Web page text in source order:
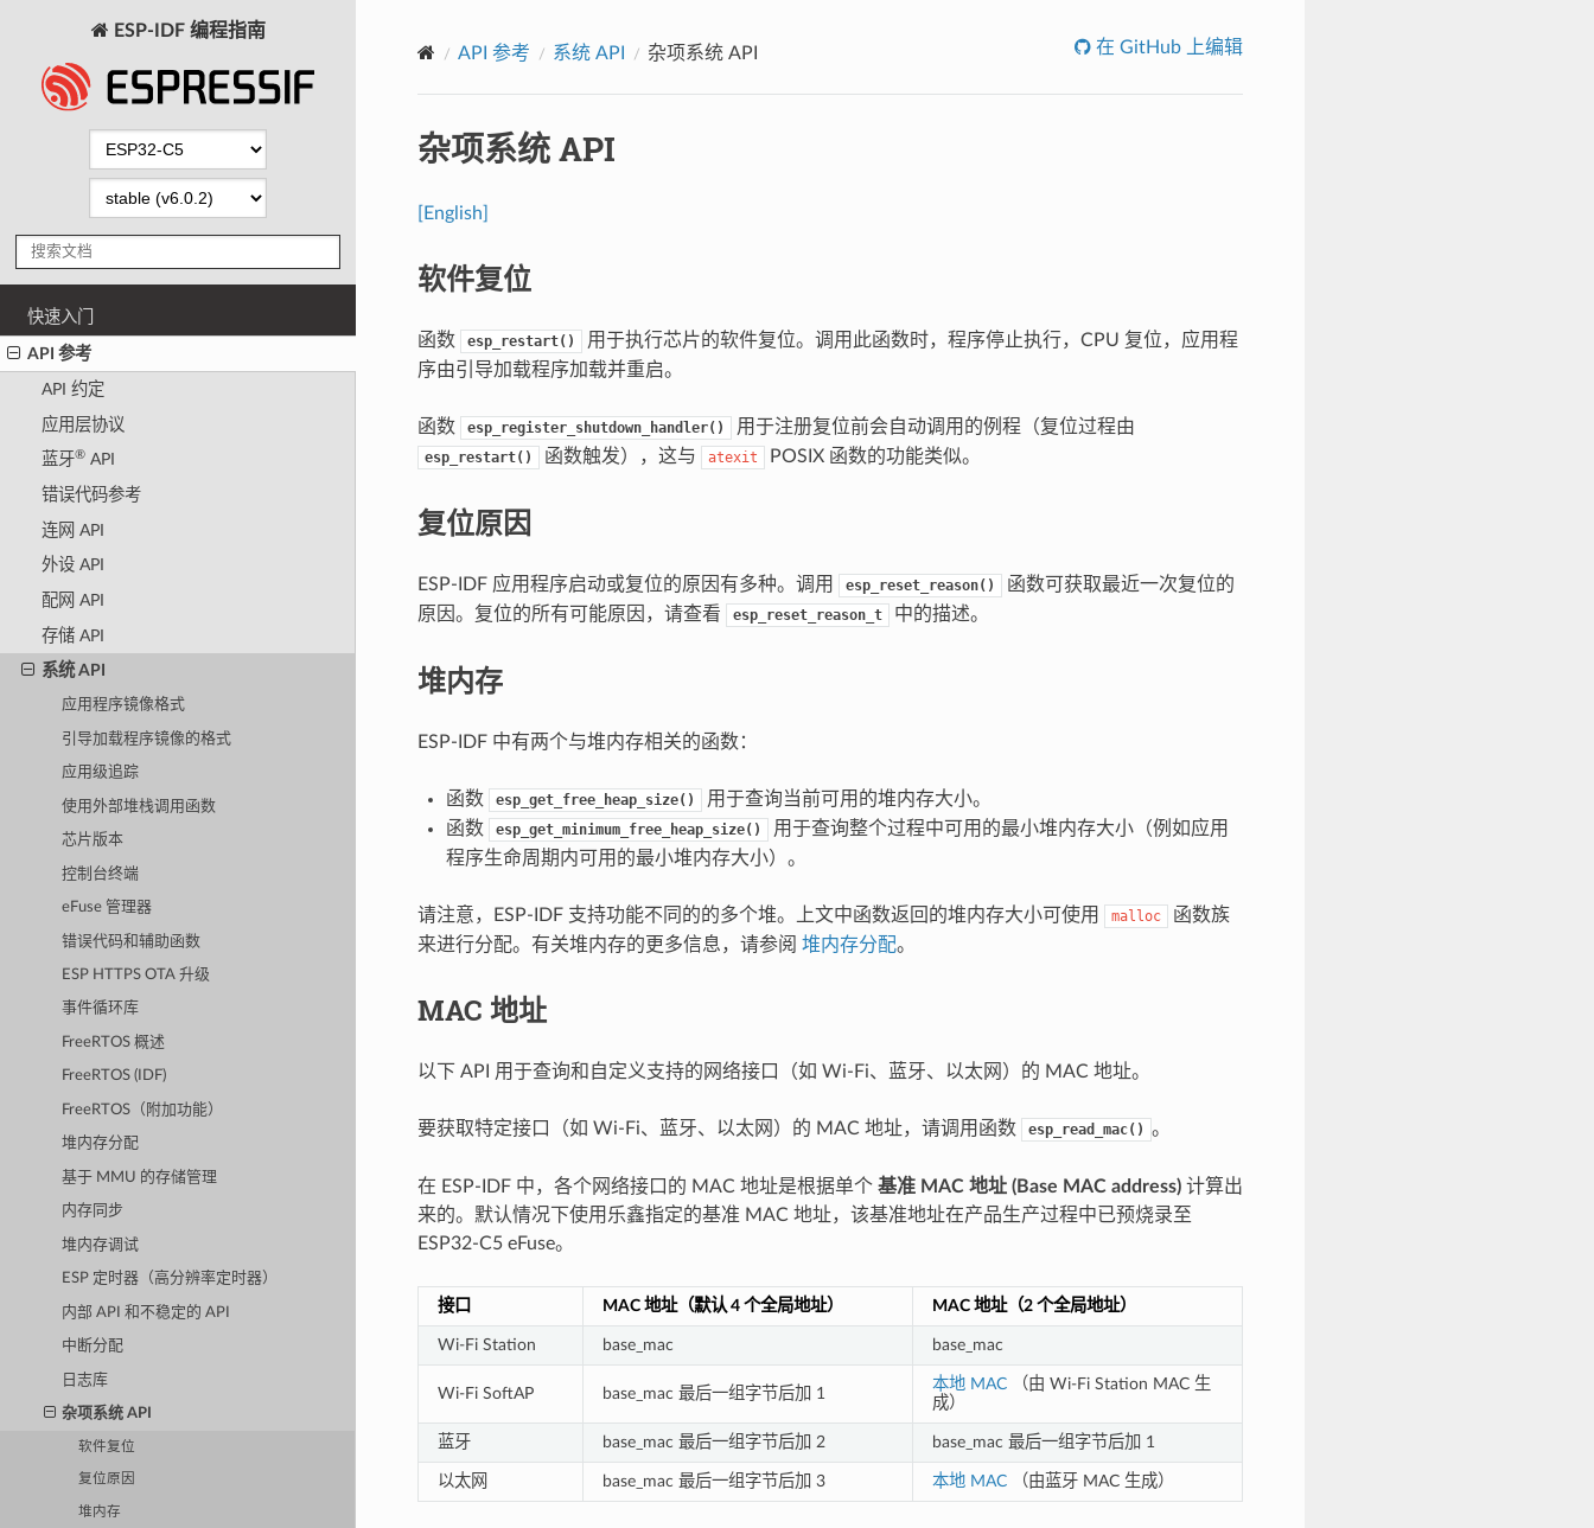
ESP-IDF 编程指南
快速入门
API 参考
API 约定
应用层协议
蓝牙®API
错误代码参考
连网 API
外设 API
配网 API
存储 API
系统 API
应用程序镜像格式
引导加载程序镜像的格式
应用级追踪
使用外部堆栈调用函数
芯片版本
控制台终端
eFuse 管理器
错误代码和辅助函数
ESP HTTPS OTA 升级
事件循环库
FreeRTOS 概述
FreeRTOS (IDF)
FreeRTOS（附加功能）
堆内存分配
基于 MMU 的存储管理
内存同步
堆内存调试
ESP 定时器（高分辨率定时器）
内部 API 和不稳定的 API
中断分配
日志库
杂项系统 API
软件复位
复位原因
堆内存
API 参考 系统 API 杂项系统 API 在 GitHub 上编辑
杂项系统 API
[English]
软件复位
函数 esp_restart()
用于执行芯片的软件复位。调用此函数时，程序停止执行，CPU 复位，应用程
序由引导加载程序加载并重启。
函数 esp_register_shutdown_handler() 用于注册复位前会自动调用的例程（复位过程由
esp_restart() 函数触发），这与 atexit POSIX 函数的功能类似。
复位原因
ESP-IDF 应用程序启动或复位的原因有多种。调用 esp_reset_reason()
函数可获取最近一次复位的
原因。复位的所有可能原因，请查看
esp_reset_reason_t 中的描述。
堆内存
ESP-IDF 中有两个与堆内存相关的函数：
函数 esp_get_free_heap_size()
用于查询当前可用的堆内存大小。
函数
esp_get_minimum_free_heap_size()
用于查询整个过程中可用的最小堆内存大小（例如应用
程序生命周期内可用的最小堆内存大小）。
请注意，ESP-IDF 支持功能不同的的多个堆。上文中函数返回的堆内存大小可使用 malloc
函数族
来进行分配。有关堆内存的更多信息，请参阅 堆内存分配。
MAC 地址
以下 API 用于查询和自定义支持的网络接口（如 Wi-Fi、蓝牙、以太网）的 MAC 地址。
要获取特定接口（如 Wi-Fi、蓝牙、以太网）的 MAC 地址，请调用函数 esp_read_mac() 。
在 ESP-IDF 中，各个网络接口的 MAC 地址是根据单个 基准 MAC 地址 (Base MAC address)计算出
来的。默认情况下使用乐鑫指定的基准 MAC 地址，该基准地址在产品生产过程中已预烧录至
ESP32-C5 eFuse。
接口 MAC 地址（默认 4 个全局地址） MAC 地址（2 个全局地址）
Wi-Fi Station base_mac base_mac
Wi-Fi SoftAP base_mac 最后一组字节后加 1
本地 MAC（由 Wi-Fi Station MAC 生
成）
蓝牙 base_mac 最后一组字节后加 2 base_mac 最后一组字节后加 1
以太网 base_mac 最后一组字节后加 3 本地 MAC（由蓝牙 MAC 生成）